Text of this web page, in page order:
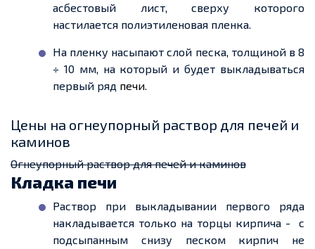
асбестовый лист, сверху которого
настилается полиэтиленовая пленка.
На пленку насыпают слой песка, толщиной в 8
÷ 10 мм, на который и будет выкладываться
первый ряд печи.
Цены на огнеупорный раствор для печей и
каминов
Огнеупорный раствор для печей и каминов
Кладка печи
Раствор при выкладывании первого ряда
накладывается только на торцы кирпича -
с
подсыпанным снизу песком кирпич не